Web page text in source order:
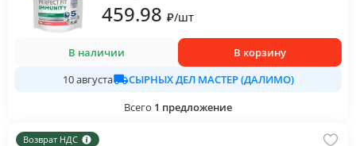
459.98 ₽/шт
В наличии
В корзину
10 августа
СЫРНЫХ ДЕЛ МАСТЕР (ДАЛИМО)
Всего 1 предложение
Возврат НДС